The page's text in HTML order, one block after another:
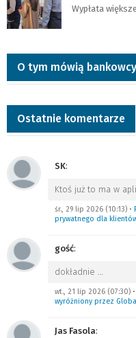
Wypłata
O tym mówią bankowcy
Ostatnie komentarze
SK:
Ktoś już to ma w
śr., 29 lip 2026 (10:13) •
prywatnego dla
gość:
dokładnie …
wt., 21 lip 2026 (07:30) •
wyróżniony przez
Jas Fasola: